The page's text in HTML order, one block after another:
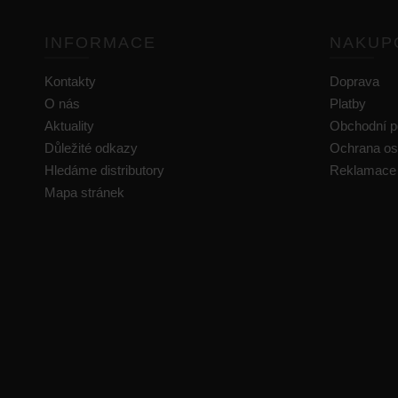
INFORMACE
Kontakty
O nás
Aktuality
Důležité odkazy
Hledáme distributory
Mapa stránek
Doprava
Platby
Obchodní
Ochrana
Reklamace